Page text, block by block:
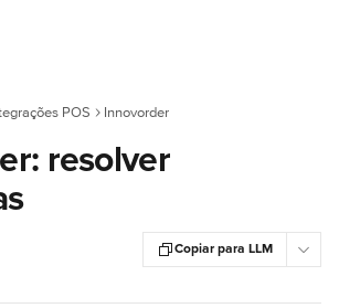
POS Innovorder
resolver
Copiar para LLM